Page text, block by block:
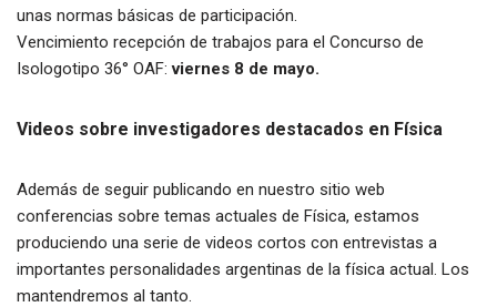
unas normas básicas de participación.
Vencimiento recepción de trabajos para el Concurso de
Isologotipo 36° OAF:viernes 8 de mayo.
Videos sobre investigadores destacados en Física
Además de seguir publicando en nuestro sitio web
conferencias sobre temas actuales de Física, estamos
produciendo una serie de videos cortos con entrevistas a
importantes personalidades argentinas de la física actual. Los
mantendremos al tanto.